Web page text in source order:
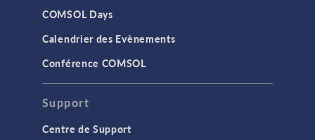
COMSOL Days
Calendrier des Evènements
Conférence COMSOL
Support
Centre de Support